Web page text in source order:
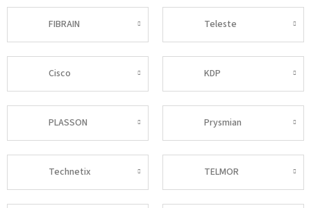
FIBRAIN Teleste
Cisco KDP
PLASSON Prysmian
Technetix TELMOR